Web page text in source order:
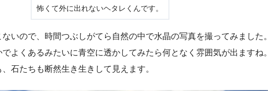
怖くて外に出れないヘタレくんです。
いので、時間つぶしがてら自然の中で水晶の写真を撮ってみました。
よくあるみたいに青空に透かしてみたら何となく雰囲気が出ますね。
石たちも断然生き生きして見えます。